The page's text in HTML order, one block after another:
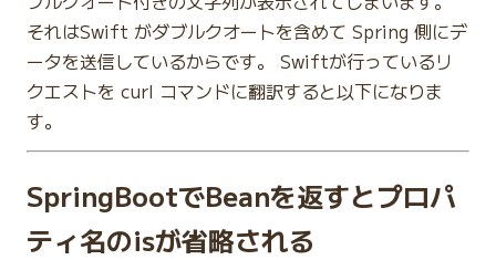
それはSwift がダブルクオートを含めて Spring 側にデ
ータを送信しているからです。 Swiftが行っているリ
クエストを curl コマンドに翻訳すると以下になりま
す。
SpringBootでBeanを返すとプロパ
ティ名のisが省略される